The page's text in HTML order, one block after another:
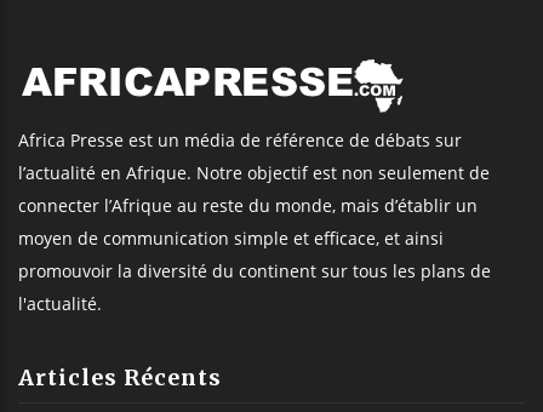
Africa Presse est un média de référence de débats sur
l’actualité en Afrique. Notre objectif est non seulement de
connecter l’Afrique au reste du monde, mais d’établir un
moyen de communication simple et efficace, et ainsi
promouvoir la diversité du continent sur tous les plans de
l'actualité.
Articles Récents